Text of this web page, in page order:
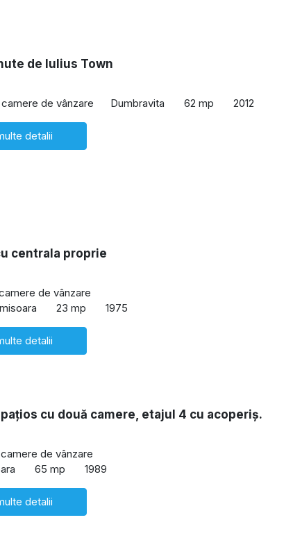
de Iulius Town
de vânzare Dumbravita 62 mp 2012
detalii
centrala proprie
de vânzare
23 mp 1975
detalii
cu două camere, etajul 4 cu acoperiș.
de vânzare
65 mp 1989
detalii